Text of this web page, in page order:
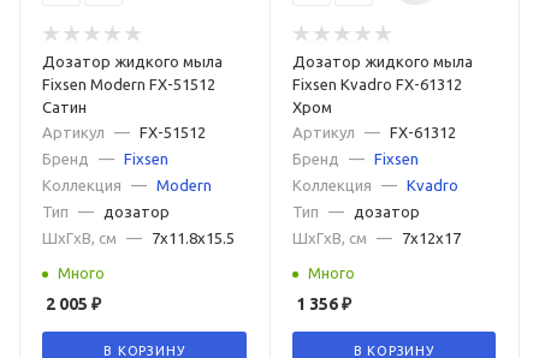
Дозатор жидкого мыла
Fixsen Modern FX-51512
Сатин
Артикул
— FX-51512
Бренд
— Fixsen
Коллекция
— Modern
Тип
—
дозатор
ШxГxВ, см
— 7x11.8x15.5
Много
2 005 ₽
В КОРЗИНУ
Дозатор жидкого мыла
Fixsen Kvadro FX-61312
Хром
Артикул
—
FX-61312
Бренд
—
Fixsen
Коллекция
—
Kvadro
Тип
—
дозатор
ШxГxВ, см
— 7x12x17
Много
1 356₽
В КОРЗИНУ